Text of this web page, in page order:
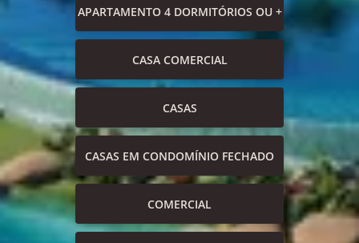
APARTAMENTO 4 DORMITÓRIOS OU +
CASA COMERCIAL
CASAS
CASAS EM CONDOMÍNIO FECHADO
COMERCIAL